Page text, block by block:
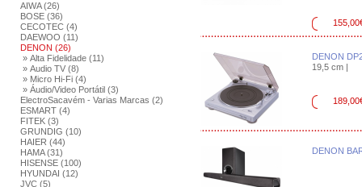
AIWA (26)
BOSE (36)
CECOTEC (4)
DAEWOO (11)
DENON (26)
» Alta Fidelidade (11)
» Audio TV (8)
» Micro Hi-Fi (4)
» Áudio/Video Portátil (3)
ElectroSacavém - Varias Marcas (2)
ESMART (4)
FITEK (3)
GRUNDIG (10)
HAIER (44)
HAMA (31)
HISENSE (100)
HYUNDAI (12)
JVC (5)
DENON
19,5 cm |
DENON